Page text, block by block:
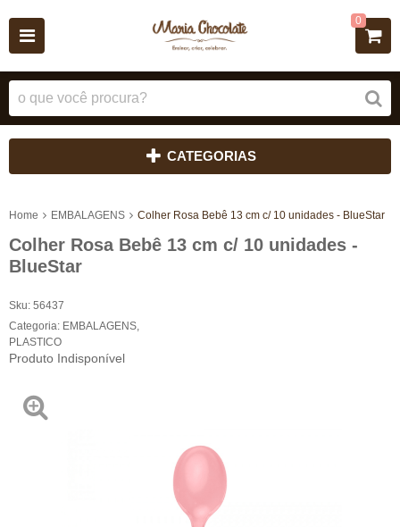
0
CATEGORIAS
Home EMBALAGENS Colher Rosa Bebê 13 cm c/ 10 unidades - BlueStar
Colher Rosa Bebê 13 cm c/ 10 unidades -
BlueStar
Sku: 56437
Categoria: EMBALAGENS
PLASTICO
Produto Indisponível